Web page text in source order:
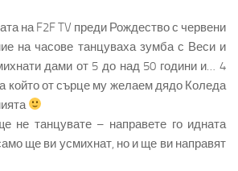
на F2F TV преди Рождество с червени
на часове танцуваха зумба с Веси и
дами от 5 до над 50 години и… 4
който от сърце му желаем дядо Коледа
не танцувате – направете го идната
ще ви усмихнат, но и ще ви направят